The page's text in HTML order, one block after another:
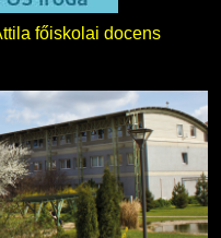
főiskolai docens